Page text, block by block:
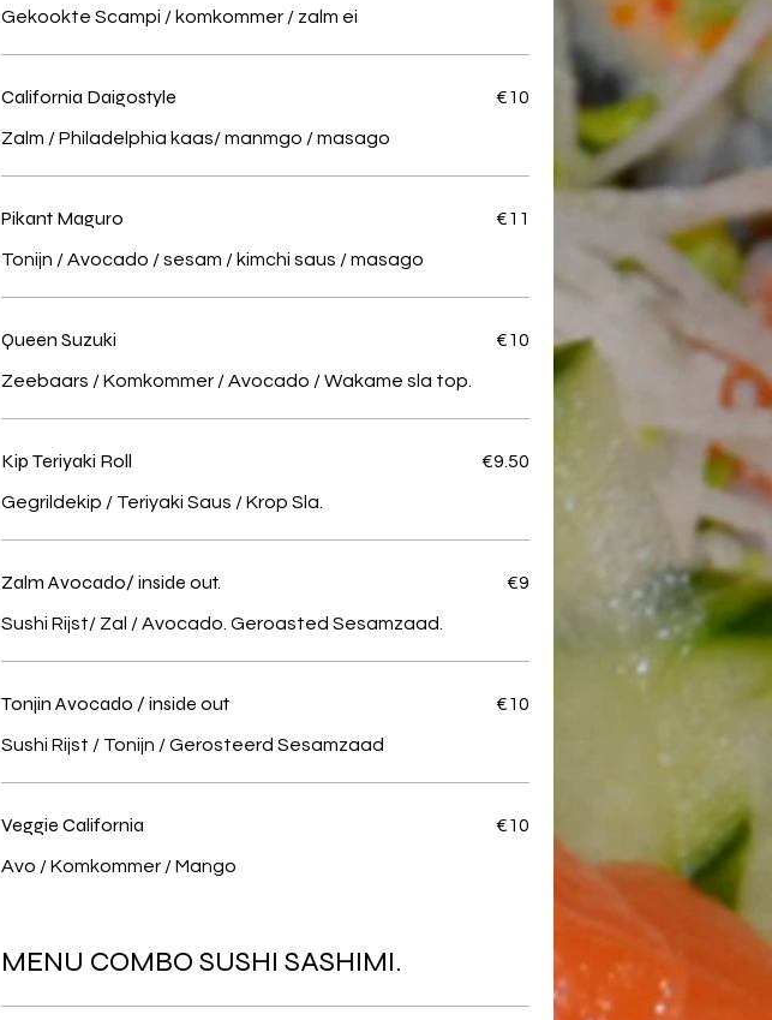
Gekookte Scampi / komkommer / zalm ei
California Daigostyle
Zalm / Philadelphia kaas/ manmgo / masago
€10
Pikant Maguro
Tonijn / Avocado / sesam / kimchi saus / masago
€11
Queen Suzuki
Zeebaars / Komkommer / Avocado / Wakame sla top.
€10
Kip Teriyaki Roll
Gegrildekip / Teriyaki Saus / Krop Sla.
€9.50
Zalm Avocado/ inside out.
Sushi Rijst/ Zal / Avocado. Geroasted Sesamzaad.
€9
Tonjin Avocado / inside out
Sushi Rijst / Tonijn / Gerosteerd Sesamzaad
€10
Veggie California
Avo / Komkommer / Mango
€10
MENU COMBO SUSHI SASHIMI.